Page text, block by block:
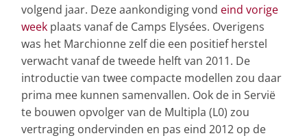
volgend jaar. Deze aankondiging vond eind vorige
week plaats vanaf de Camps Elysées. Overigens
was het Marchionne zelf die een positief herstel
verwacht vanaf de tweede helft van 2011. De
introductie van twee compacte modellen zou daar
prima mee kunnen samenvallen. Ook de in Servië
te bouwen opvolger van de Multipla (L0) zou
vertraging ondervinden en pas eind 2012 op de